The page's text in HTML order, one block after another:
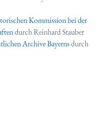
Kommission bei der
durch Reinhard Stauber
Archive Bayernsdurch